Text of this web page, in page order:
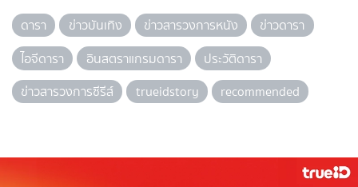
ดารา ข่าวบันเทิง ข่าวสารวงการหนัง
ข่าวดารา
ไอจีดารา
อินสตราแกรมดารา
ประวัติดารา
ข่าวสารวงการซีรีส์
trueidstory recommended